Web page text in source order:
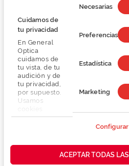
Cuidamos de
tu privacidad
En General
Optica
cuidamos de
tu vista, de tu
audición y de
tu privacidad,
por supuesto.
Usamos
propias y de
cómo mejorar
de
consentimiento
Necesarias
Preferencias
Estadística
Marketing
Configurar
ACEPTAR TODAS
Ray Ban
125,25 €